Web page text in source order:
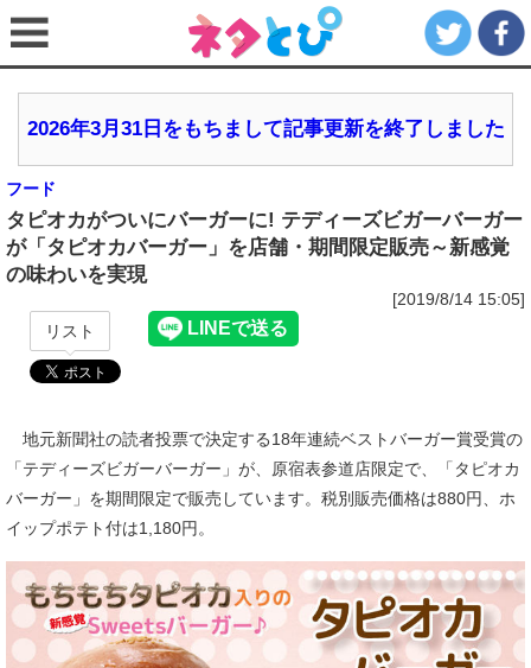
2026年3月31日をもちまして記事更新を終了しました
フード
タピオカがついにバーガーに! テディーズビガーバーガー
が「タピオカバーガー」を店舗・期間限定販売～新感覚
の味わいを実現
[2019/8/14 15:05]
リスト
地元新聞社の読者投票で決定する18年連続ベストバーガー賞受賞の
「テディーズビガーバーガー」が、原宿表参道店限定で、「タピオカ
バーガー」を期間限定で販売しています。税別販売価格は880円、ホ
イップポテト付は1,180円。